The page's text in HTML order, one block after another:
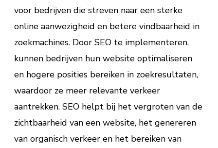
voor bedrijven die streven naar een sterke
online aanwezigheid en betere vindbaarheid in
zoekmachines. Door SEO te implementeren,
kunnen bedrijven hun website optimaliseren
en hogere posities bereiken in zoekresultaten,
waardoor ze meer relevante verkeer
aantrekken. SEO helpt bij het vergroten van de
zichtbaarheid van een website, het genereren
van organisch verkeer en het bereiken van